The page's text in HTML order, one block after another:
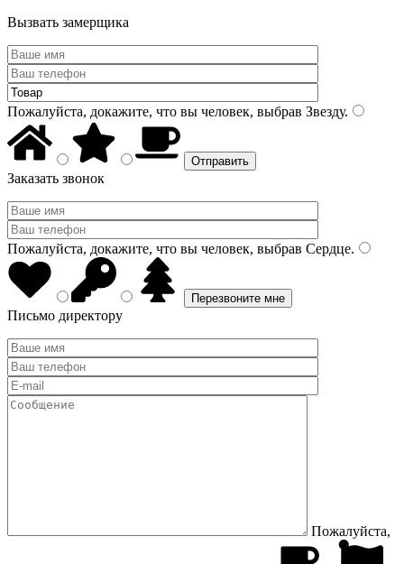
Вызвать замерщика
Пожалуйста, докажите, что вы человек, выбрав Звезду.
Заказать звонок
Пожалуйста, докажите, что вы человек, выбрав Сердце.
Письмо директору
Пожалуйста,